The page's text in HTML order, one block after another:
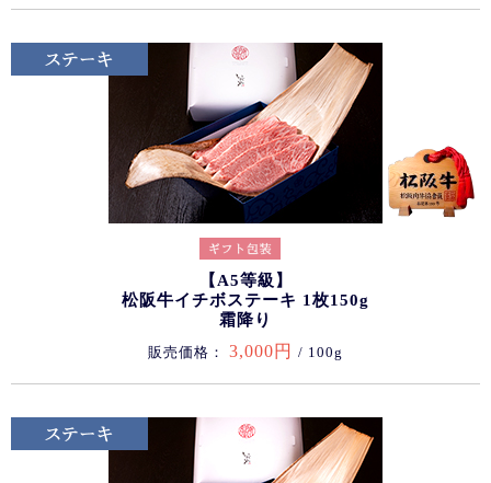
【A5等級】
松阪牛イチボステーキ 1枚150g
霜降り
販売価格： 3,000円 / 100g